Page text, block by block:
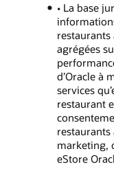
• La base
agrégées
d’Oracle à
services
restaurant
restaurants
marketing,
eStore